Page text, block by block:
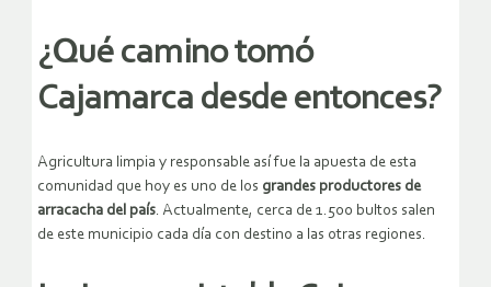
¿Qué camino tomó
Cajamarca desde entonces?
Agricultura limpia y responsable así fue la apuesta de esta
comunidad que hoy es uno de los grandes productores de
arracacha del país. Actualmente, cerca de 1.500 bultos salen
de este municipio cada día con destino a las otras regiones.